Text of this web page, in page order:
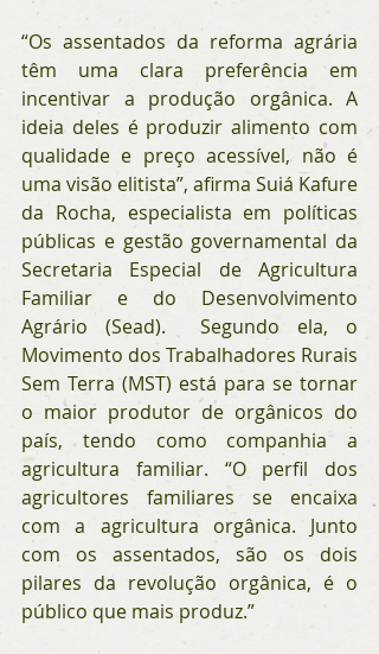
“Os assentados da reforma agrária
têm uma clara preferência em
incentivar a produção orgânica. A
ideia deles é produzir alimento com
qualidade e preço acessível, não é
uma visão elitista”, afirma Suiá Kafure
da Rocha, especialista em políticas
públicas e gestão governamental da
Secretaria Especial de Agricultura
Familiar e do Desenvolvimento
Agrário (Sead).  Segundo ela, o
Movimento dos Trabalhadores Rurais
Sem Terra (MST) está para se tornar
o maior produtor de orgânicos do
país, tendo como companhia a
agricultura familiar. “O perfil dos
agricultores familiares se encaixa
com a agricultura orgânica. Junto
com os assentados, são os dois
pilares da revolução orgânica, é o
público que mais produz.”